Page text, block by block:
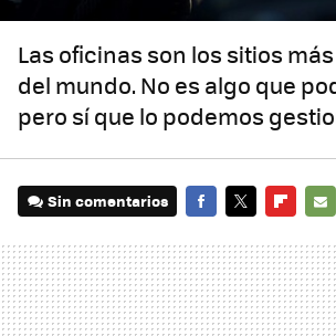
Las oficinas son los sitios
del mundo. No es algo que
pero sí que lo podemos
Sin comentarios